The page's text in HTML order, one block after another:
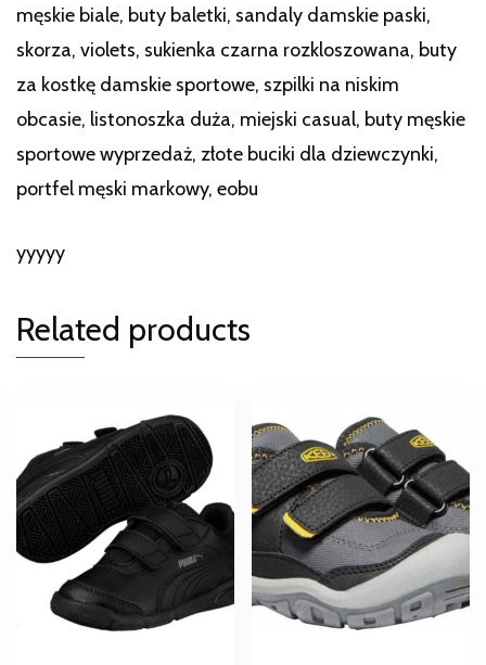
męskie biale, buty baletki, sandaly damskie paski,
skorza, violets, sukienka czarna rozkloszowana, buty
za kostkę damskie sportowe, szpilki na niskim
obcasie, listonoszka duża, miejski casual, buty męskie
sportowe wyprzedaż, złote buciki dla dziewczynki,
portfel męski markowy, eobu
yyyyy
Related products